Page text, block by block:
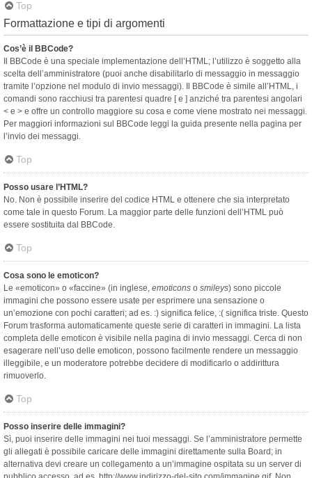
Top
Formattazione e tipi di argomenti
Cos’è il BBCode?
Il BBCode è una speciale implementazione dell’HTML; l’utilizzo è soggetto alla
scelta dell’amministratore (puoi anche disabilitarlo di messaggio in messaggio
tramite l’opzione nel modulo di invio messaggi). Il BBCode è simile all’HTML, i
comandi sono racchiusi tra parentesi quadre [ e ] anziché tra parentesi angolari
< e > e offre un controllo maggiore su cosa e come viene mostrato nei messaggi.
Per maggiori informazioni sul BBCode leggi la guida presente nella pagina per
l’invio dei messaggi.
Top
Posso usare l’HTML?
No. Non è possibile inserire del codice HTML e ottenere che sia interpretato
come tale in questo Forum. La maggior parte delle funzioni dell’HTML può
essere sostituita dal BBCode.
Top
Cosa sono le emoticon?
Le «emoticon» o «faccine» (in inglese, emoticons o smileys) sono piccole
immagini che possono essere usate per esprimere una sensazione o
un’emozione con pochi caratteri; ad es. :) significa felice, :( significa triste. Questo
Forum trasforma automaticamente queste serie di caratteri in immagini. La lista
completa delle emoticon è visibile nella pagina di invio messaggi. Cerca di non
esagerare nell’uso delle emoticon, possono facilmente rendere un messaggio
illeggibile, e un moderatore potrebbe decidere di modificarlo o addirittura
rimuoverlo.
Top
Posso inserire delle immagini?
Sì, puoi inserire delle immagini nei tuoi messaggi. Se l’amministratore permette
gli allegati è possibile caricare delle immagini direttamente sulla Board; in
alternativa devi creare un collegamento a un’immagine ospitata su un server di